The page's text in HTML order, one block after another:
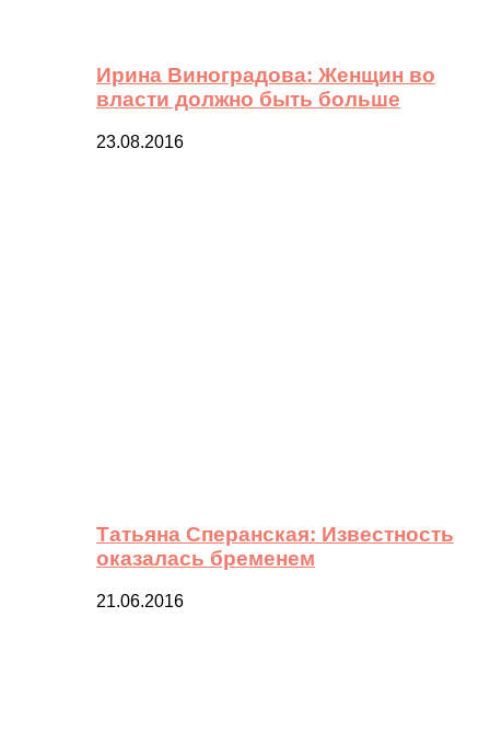
Ирина Виноградова: Женщин во
власти должно быть больше
23.08.2016
Татьяна Сперанская: Известность
оказалась бременем
21.06.2016